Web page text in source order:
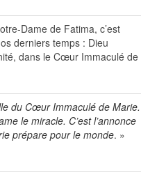
Dame de Fatima, c’est
derniers temps : Dieu
dans le Cœur Immaculé de
du Cœur Immaculé de Marie.
le miracle. C’est l’annonce
prépare pour le monde. »